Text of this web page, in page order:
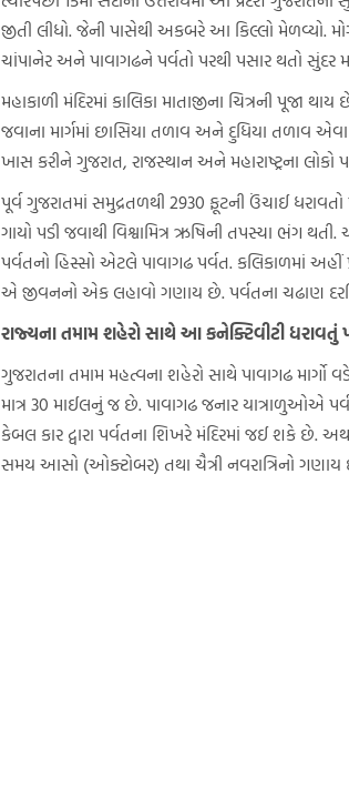
જીતી લીધો. જેની પાસેથી અકબરે આ કિલ્લો મેળવ્યો.
ચાંપાનેર અને પાવાગઢને પર્વતો પરથી પસાર થતો સુંદર
મહાકાળી મંદિરમાં કાલિકા માતાજીના ચિત્રની પૂજા
જવાના માર્ગમાં છાસિયા તળાવ અને દુધિયા તળાવ
ખાસ કરીને ગુજરાત, રાજસ્થાન અને મહારાષ્ટ્રના
પૂર્વ ગુજરાતમાં સમુદ્રતળથી 2930 ફૂટની ઉંચાઈ
ગાયો પડી જવાથી વિશ્વામિત્ર ઋષિની તપસ્યા ભંગ
પર્વતનો હિસ્સો એટલે પાવાગઢ પર્વત. કલિકાળમાં
એ જીવનનો એક લહાવો ગણાય છે. પર્વતના ચઢાણ
રાજ્યના તમામ શહેરો સાથે આ કનેક્ટિવીટી ધરાવતું
ગુજરાતના તમામ મહત્વના શહેરો સાથે પાવાગઢ
માત્ર 30 માઈલનું જ છે. પાવાગઢ જનાર યાત્રાળુઓએ
કેબલ કાર દ્વારા પર્વતના શિખરે મંદિરમાં જઈ શકે છે.
સમય આસો (ઓક્ટોબર) તથા ચૈત્રી નવરાત્રિનો